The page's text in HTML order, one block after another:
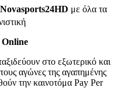
Novasports24HD με όλα τα
Online
στο εξωτερικό και
αγώνες της αγαπημένης
την καινοτόμα Pay Per